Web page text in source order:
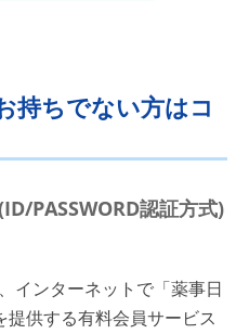
持ちでない方はコ
PASSWORD認証方式)
インターネットで「薬事日
供する有料会員サービス